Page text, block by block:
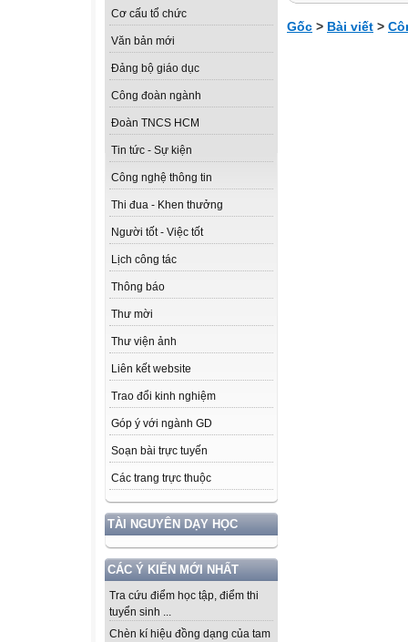
Cơ cấu tổ chức
Văn bản mới
Đảng bộ giáo dục
Công đoàn ngành
Đoàn TNCS HCM
Tin tức - Sự kiện
Công nghệ thông tin
Thi đua - Khen thưởng
Người tốt - Việc tốt
Lịch công tác
Thông báo
Thư mời
Thư viện ảnh
Liên kết website
Trao đổi kinh nghiệm
Góp ý với ngành GD
Soạn bài trực tuyến
Các trang trực thuộc
TÀI NGUYÊN DẠY HỌC
CÁC Ý KIẾN MỚI NHẤT
Tra cứu điểm học tập, điểm thi
tuyển sinh ...
Chèn kí hiệu đồng dạng của tam
Gốc > Bài viết >